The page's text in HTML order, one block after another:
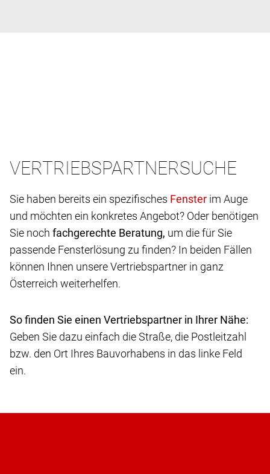
VERTRIEBSPARTNERSUCHE
Sie haben bereits ein spezifisches
im Auge
und möchten ein konkretes Angebot? Oder benötigen
Sie noch fachgerechte Beratung, um die für Sie
passende Fensterlösung zu finden? In beiden Fällen
können Ihnen unsere Vertriebspartner in ganz
Österreich weiterhelfen.
So finden Sie einen Vertriebspartner in Ihrer Nähe:
Geben Sie dazu einfach die Straße, die Postleitzahl
bzw. den Ort Ihres Bauvorhabens in das linke Feld
ein.